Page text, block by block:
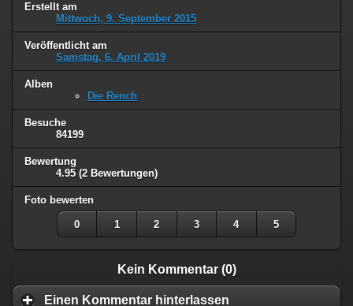
Erstellt am
Mittwoch, 9. September 2015
Veröffentlicht am
Samstag, 6. April 2019
Alben
Die Rench
Besuche
84199
Bewertung
4.95 (2 Bewertungen)
Foto bewerten
0 1 2 3 4 5
Kein Kommentar (0)
Einen Kommentar hinterlassen